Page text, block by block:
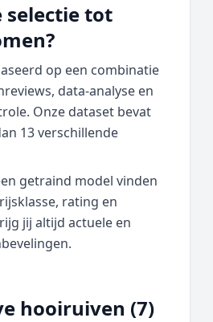
selectie tot
op een combinatie
data‑analyse en
Onze dataset bevat
13 verschillende
getraind model vinden
rating en
jij altijd actuele en
hooiruiven (7)